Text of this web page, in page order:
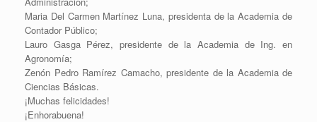
Maria Del Carmen Martínez Luna, presidenta de la Academia de
Contador Público;
Lauro Gasga Pérez, presidente de la Academia de Ing. en
Agronomía;
Zenón Pedro Ramírez Camacho, presidente de la Academia de
Ciencias Básicas.
¡Muchas felicidades!
¡Enhorabuena!